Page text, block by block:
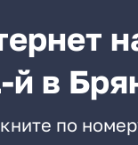
й в
по